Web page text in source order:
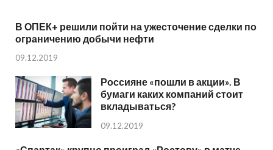
В ОПЕК+ решили пойти на ужесточение сделки по
ограничению добычи нефти
09.12.2019
Россияне «пошли в акции». В
бумаги каких компаний стоит
вкладываться?
09.12.2019